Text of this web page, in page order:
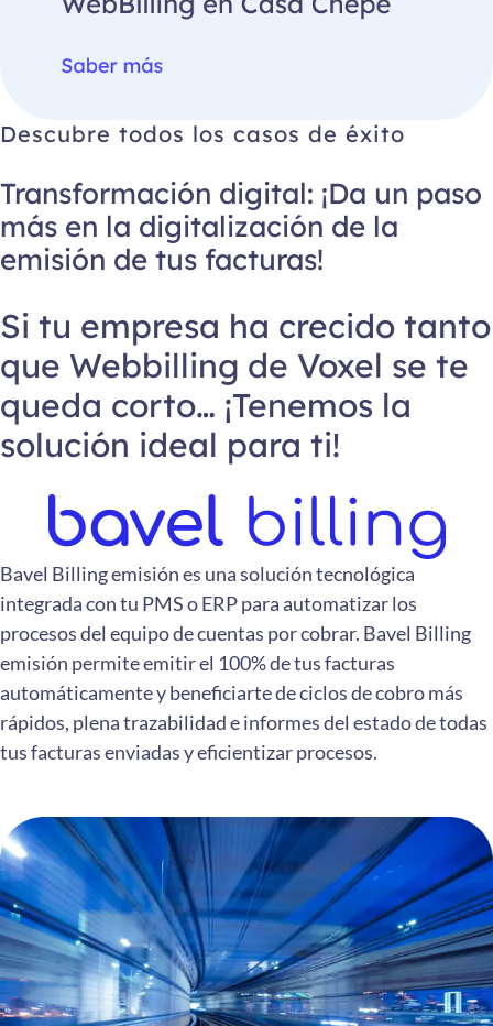
Descubre todos los casos de éxito
Transformación digital: ¡Da un paso
más en la digitalización de la
emisión de tus facturas!
Si tu empresa ha crecido tanto
que Webbilling de Voxel se te
queda corto… ¡Tenemos la
solución ideal para ti!
Bavel Billing emisión es una solución tecnológica
integrada con tu PMS o ERP para automatizar los
procesos del equipo de cuentas por cobrar. Bavel Billing
emisión permite emitir el 100% de tus facturas
automáticamente y beneficiarte de ciclos de cobro más
rápidos, plena trazabilidad e informes del estado de todas
tus facturas enviadas y eficientizar procesos.